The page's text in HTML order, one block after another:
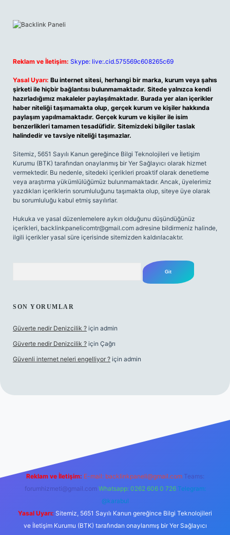
Reklam ve İletişim: Skype: live:.cid.575569c608265c69
Yasal Uyarı: Bu internet sitesi, herhangi bir marka, kurum veya şahıs
şirketi ile hiçbir bağlantısı bulunmamaktadır. Sitede yalnızca kendi
hazırladığımız makaleler paylaşılmaktadır. Burada yer alan içerikler
haber niteliği taşımamakta olup, gerçek kurum ve kişiler hakkında
paylaşım yapılmamaktadır. Gerçek kurum ve kişiler ile isim
benzerlikleri tamamen tesadüfidir. Sitemizdeki bilgiler taslak
halindedir ve tavsiye niteliği taşımazlar.
Sitemiz, 5651 Sayılı Kanun gereğince Bilgi Teknolojileri ve İletişim
Kurumu (BTK) tarafından onaylanmış bir Yer Sağlayıcı olarak hizmet
vermektedir. Bu nedenle, sitedeki içerikleri proaktif olarak denetleme
veya araştırma yükümlülüğümüz bulunmamaktadır. Ancak, üyelerimiz
yazdıkları içeriklerin sorumluluğunu taşımakta olup, siteye üye olarak
bu sorumluluğu kabul etmiş sayılırlar.
Hukuka ve yasal düzenlemelere aykırı olduğunu düşündüğünüz
içerikleri, backlinkpanelicomtr@gmail.com adresine bildirmeniz halinde,
ilgili içerikler yasal süre içerisinde sitemizden kaldırılacaktır.
SON YORUMLAR
Güverte nedir Denizcilik ? için admin
Güverte nedir Denizcilik ? için Çağrı
Güvenli internet neleri engelliyor ? için admin
Reklam ve İletişim: E-mail: backlinkpaneli@gmail.com Teams:
forumhizmeti@gmail.com Whatsapp: 0262 606 0 726 Telegram:
@karabul
Yasal Uyarı: Sitemiz, 5651 Sayılı Kanun gereğince Bilgi Teknolojileri
ve İletişim Kurumu (BTK) tarafından onaylanmış bir Yer Sağlayıcı